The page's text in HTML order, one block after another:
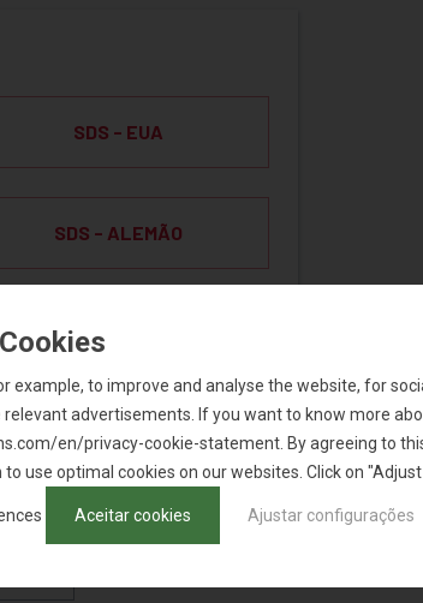
SDS - EUA
SDS - ALEMÃO
example, to improve and analyse the website, for
advertisements. If you want to know more
en/privacy-cookie-statement. By agreeing to
to use optimal cookies on our websites. Click on
Aceitar cookies Ajustar configurações